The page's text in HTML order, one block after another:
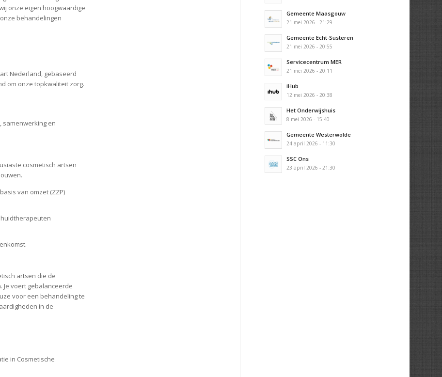
onze eigen hoogwaardige
behandelingen
Nederland, gebaseerd
om onze topkwaliteit zorg.
samenwerking en
cosmetisch artsen
van omzet (ZZP)
artsen die de
voert gebalanceerde
voor een behandeling te
in de
in Cosmetische
Gemeente Maasgouw
21 mei 2026 - 21:29
Gemeente Echt-Susteren
21 mei 2026 - 20:55
Servicecentrum MER
21 mei 2026 - 20:11
iHub
12 mei 2026 - 20:38
Het Onderwijshuis
8 mei 2026 - 15:40
Gemeente Westerwolde
24 april 2026 - 11:30
SSC Ons
23 april 2026 - 21:30